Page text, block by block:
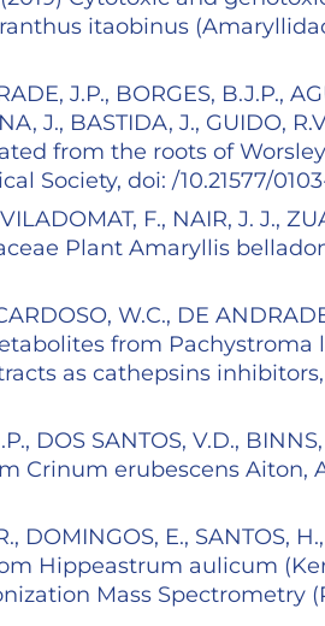
itaobinus
J.P., BORGES, B.J.P.,
J., BASTIDA, J., GUIDO,
from the roots of
Society, doi: /10.21577/
F., NAIR, J. J.,
Plant Amaryllis
W.C., DE
from
as cathepsins
DOS SANTOS, V.D.,
Crinum erubescens Aiton,
DOMINGOS, E., SANTOS,
Hippeastrum aulicum
Mass Spectrometry